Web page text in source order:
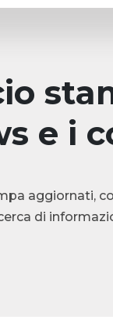
e i
aggiornati,
di